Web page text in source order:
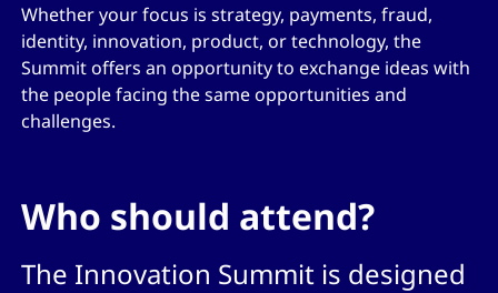
Whether your focus is strategy, payments, fraud,
identity, innovation, product, or technology, the
Summit offers an opportunity to exchange ideas with
the people facing the same opportunities and
challenges.
Who should attend?
The Innovation Summit is designed